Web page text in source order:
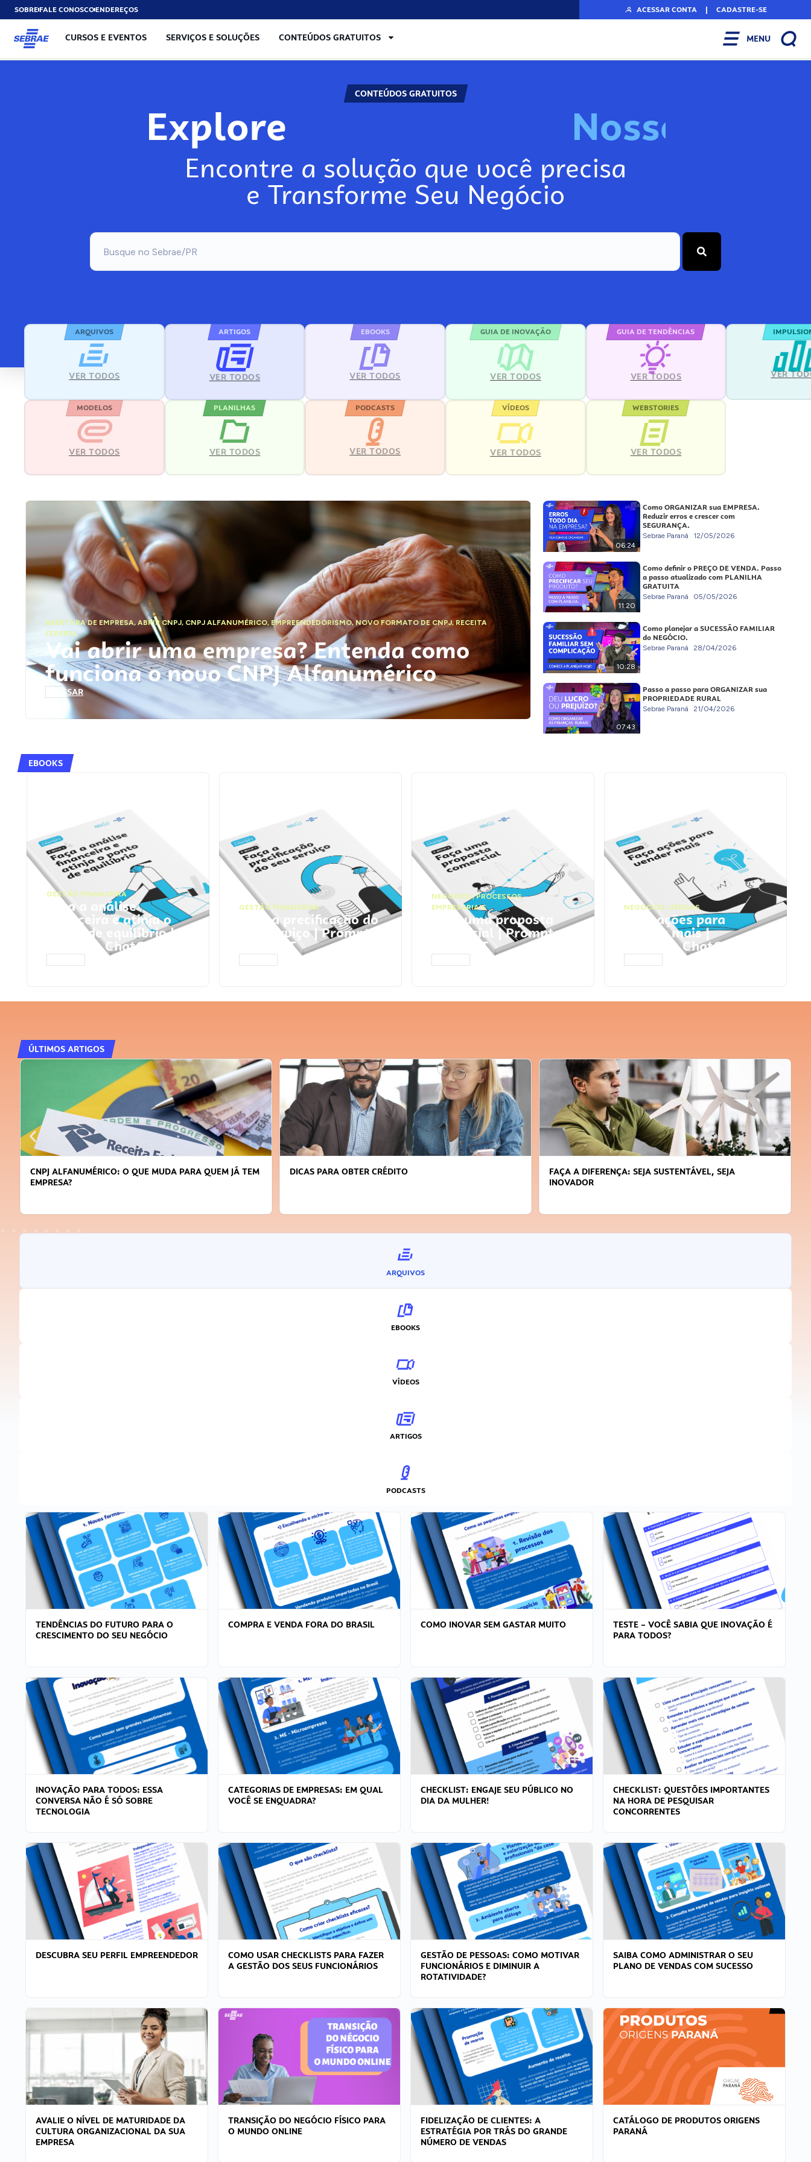
SOBREFALE CONOSCOENDEREÇOS ACESSAR CONTA | CADASTRE-SE
CURSOS E EVENTOS SERVIÇOS E SOLUÇÕES CONTEÚDOS GRATUITOS MENU
CONTEÚDOS GRATUITOS
Explore No
Encontre a solução que você precisa
e Transforme Seu Negócio
ARQUIVOS
VER TODOS
ARTIGOS
VER TODOS
EBOOKS
VER TODOS
GUIA DE INOVAÇÃO
VER TODOS
GUIA DE TENDÊNCIAS
VER TODOS VER
MODELOS
VER TODOS
PLANILHAS
VER TODOS
PODCASTS
VER TODOS
VÍDEOS
VER TODOS
WEBSTORIES
VER TODOS
ABERTURA DE EMPRESA,ABRIR CNPJ, CNPJ ALFANUMÉRICO, EMPREENDEDORISMO,NOVO FORMATO DE CNPJ,RECEITA
FEDERAL
Vai abrir uma empresa? Entenda como
funciona o novo CNPJ Alfanumérico
ACESSAR
06:24
Como ORGANIZAR sua EMPRESA.
Reduzir erros e crescer com
SEGURANÇA.
Sebrae Paraná 12/05/2026
11:20
Como definir o PREÇO DE VENDA. Passo
a passo atualizado com PLANILHA
GRATUITA
Sebrae Paraná 05/05/2026
10:28
Como planejar a SUCESSÃO FAMILIAR
do NEGÓCIO.
Sebrae Paraná 28/04/2026
07:43
Passo a passo para ORGANIZAR sua
PROPRIEDADE RURAL
Sebrae Paraná 21/04/2026
EBOOKS
GESTÃO FINANCEIRA
Faça a análise
financeira e atinja o
ponto de equilíbrio |
Prompts ChatGPT
GESTÃO FINANCEIRA
Faça a precificação do
seu serviço | Prompts
ChatGPT
NEGÓCIOS,PROCESSOS
EMPRESARIAIS
Faça uma proposta
comercial | Prompts
ChatGPT
NEGÓCIOS, VENDAS
Faça ações para
vender mais |
Prompts ChatGPT
ÚLTIMOS ARTIGOS
DICAS PARA OBTER CRÉDITO
FAÇA A DIFERENÇA: SEJA SUSTENTÁVEL, SEJA
APRENDA A GERENCIAR O SEU TEMPO
ARQUIVOS
EBOOKS
VÍDEOS
ARTIGOS
PODCASTS
TENDÊNCIAS DO FUTURO PARA O
CRESCIMENTO DO SEU NEGÓCIO
COMPRA E VENDA FORA DO BRASIL COMO INOVAR SEM GASTAR MUITO
TESTE – VOCÊ SABIA QUE INOVAÇÃO É
PARA TODOS?
INOVAÇÃO PARA TODOS: ESSA
CONVERSA NÃO É SÓ SOBRE
TECNOLOGIA
CATEGORIAS DE EMPRESAS: EM QUAL
VOCÊ SE ENQUADRA?
CHECKLIST: ENGAJE SEU PÚBLICO NO
DIA DA MULHER!
CHECKLIST: QUESTÕES IMPORTANTES
NA HORA DE PESQUISAR
CONCORRENTES
DESCUBRA SEU PERFIL EMPREENDEDOR
COMO USAR CHECKLISTS PARA FAZER
A GESTÃO DOS SEUS FUNCIONÁRIOS
GESTÃO DE PESSOAS: COMO MOTIVAR
FUNCIONÁRIOS E DIMINUIR A
ROTATIVIDADE?
SAIBA COMO ADMINISTRAR O SEU
PLANO DE VENDAS COM SUCESSO
AVALIE O NÍVEL DE MATURIDADE DA
CULTURA ORGANIZACIONAL DA SUA
EMPRESA
TRANSIÇÃO DO NEGÓCIO FÍSICO PARA
O MUNDO ONLINE
FIDELIZAÇÃO DE CLIENTES: A
ESTRATÉGIA POR TRÁS DO GRANDE
NÚMERO DE VENDAS
CATÁLOGO DE PRODUTOS ORIGENS
PARANÁ